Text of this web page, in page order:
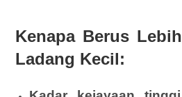
Kenapa Berus
Ladang Kecil: